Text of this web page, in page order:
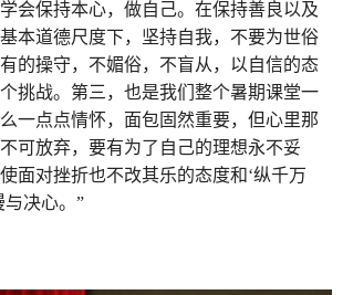
会保持本心，做自己。在保持善良以及
本道德尺度下，坚持自我，不要为世俗
的操守，不媚俗，不盲从，以自信的态
挑战。第三，也是我们整个暑期课堂一
一点点情怀，面包固然重要，但心里那
可放弃，要有为了自己的理想永不妥
面对挫折也不改其乐的态度和‘纵千万
与决心。”